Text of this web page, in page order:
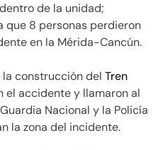
de la unidad;
que 8 personas perdieron
en la Mérida-Cancún.
construcción del Tren
el accidente y llamaron al
Nacional y la Policía
la zona del incidente.